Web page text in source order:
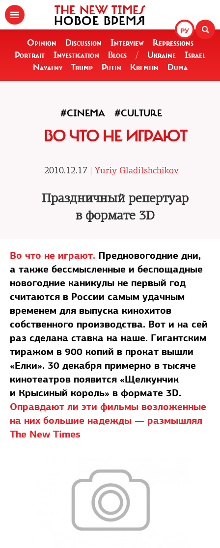
РУ
THE NEW TIMES
НОВОЕ ВРЕМЯ
Opinion Discussion Interview
Repressions
Portrait
Investigation Blogs / Ukraine
Israel
Navalny
Trump Putin Kremlin Duma
#CINEMA #CULTURE
ВО ЧТО НЕ ИГРАЮТ
2010.12.17 | Yuriy Gladilshchikov
Праздничный репертуар
в формате 3D
Во что не играют. Предновогодние дни,
а также бессмысленные и беспощадные
новогодние каникулы не первый год
считаются в России самым удачным
временем для выпуска кинохитов
собственного производства. Вот и на сей
раз сделана ставка на наше. Гигантским
тиражом в 900 копий в прокат вышли
«Елки». 30 декабря примерно в тысяче
кинотеатров появится «Щелкунчик
и Крысиный король» в формате 3D.
Оправдают ли эти фильмы возложенные
на них большие надежды — размышлял
The New Times